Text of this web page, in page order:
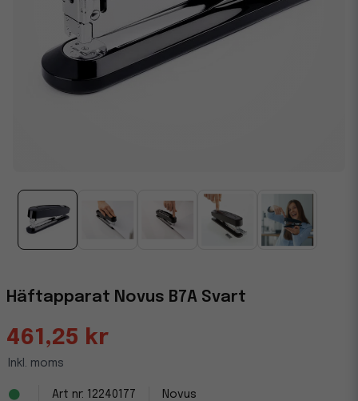
Häftapparat Novus B7A Svart
461,25 kr
Inkl. moms
12240177 Novus